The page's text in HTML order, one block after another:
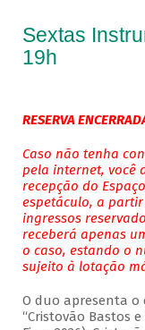
Sextas
19h
RESERVA
Caso não tenha
pela internet, você
recepção do
espetáculo, a
ingressos
receberá apenas
o caso, estando o
sujeito à lotação
O duo apresenta
“Cristovão Bastos